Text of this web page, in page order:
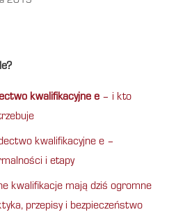
kwalifikacyjne e – i kto
kwalifikacyjne e –
i etapy
kwalifikacje mają dziś ogromne
przepisy i bezpieczeństwo